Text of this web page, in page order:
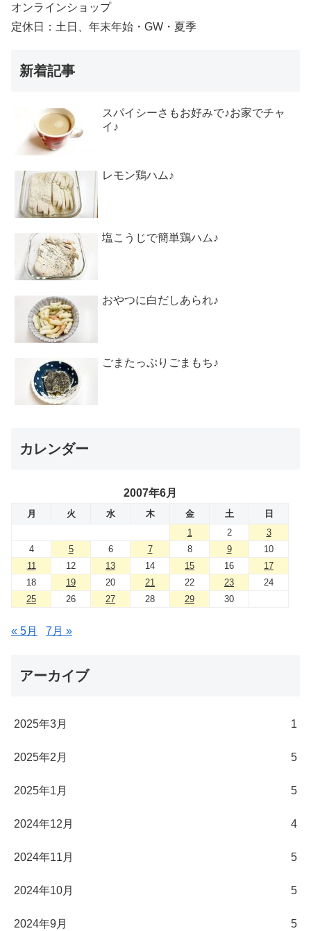
オンラインショップ
定休日：土日、年末年始・GW・夏季
新着記事
スパイシーさもお好みで♪お家でチャ
イ♪
レモン鶏ハム♪
塩こうじで簡単鶏ハム♪
おやつに白だしあられ♪
ごまたっぷりごまもち♪
カレンダー
2007年6月
月 火 水 木 金 土
日
1
2
3
4
5 6 7 8 9
10
11
12 13 14 15 16
17
18
19 20 21 22 23
24
25
26 27 28 29 30
« 5月 7月 »
アーカイブ
2025年3月 1
2025年2月 5
2025年1月 5
2024年12月 4
2024年11月 5
2024年10月 5
2024年9月 5